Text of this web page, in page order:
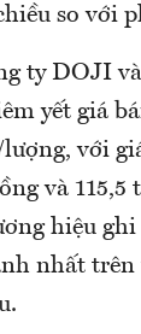
so với
ty DOJI
yết giá
lượng, với
và
hiệu
nhất